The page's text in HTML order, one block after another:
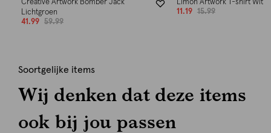
Creative Artwork Bomber Jack
Lichtgroen
41.99
59.99
Limon Artwork T-shirt Wit
11.19
15.99
Soortgelijke items
Wij denken dat deze items
ook bij jou passen